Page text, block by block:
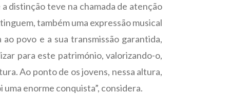
distinção teve na chamada de atenção
também uma expressão musical
povo e a sua transmissão garantida,
para este património, valorizando-o,
Ao ponto de os jovens, nessa altura,
enorme conquista”, considera.